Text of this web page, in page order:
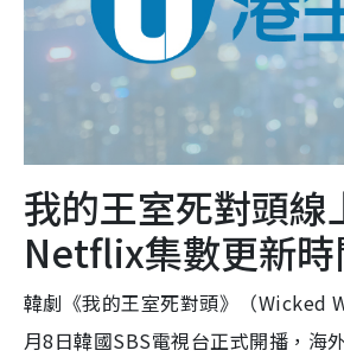
我的王室死對頭線
Netflix集數更新時
韓劇《我的王室死對頭》（Wicked
月8日韓國SBS電視台正式開播，海